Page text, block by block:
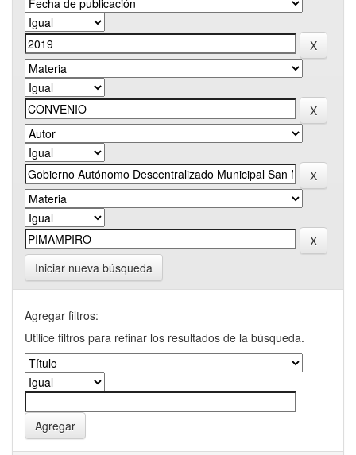
Iniciar nueva búsqueda
Agregar filtros:
Utilice filtros para refinar los resultados de la búsqueda.